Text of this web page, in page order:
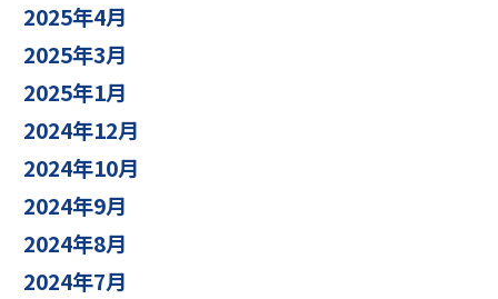
2025年4月
2025年3月
2025年1月
2024年12月
2024年10月
2024年9月
2024年8月
2024年7月